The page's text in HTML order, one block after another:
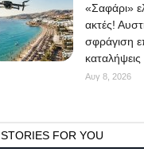
«Σαφάρι»
ακτές!
σφράγιση
καταλήψεις
Αυγ 8, 2026
STORIES FOR YOU